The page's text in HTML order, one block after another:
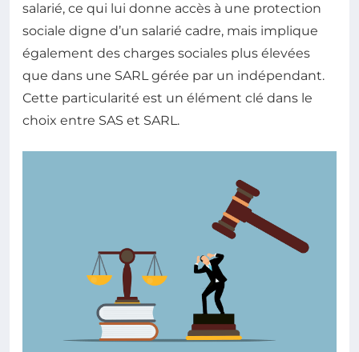
salarié, ce qui lui donne accès à une protection
sociale digne d’un salarié cadre, mais implique
également des charges sociales plus élevées
que dans une SARL gérée par un indépendant.
Cette particularité est un élément clé dans le
choix entre SAS et SARL.